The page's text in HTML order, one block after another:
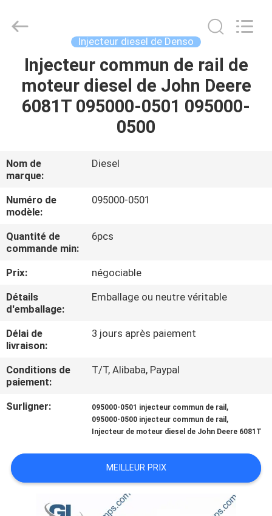
MAISON
VIDÉOS
À
PROPOS
DE
DE
L'USINE
CONTRÔLE
QUALITÉ
DEMANDEZ
Parts
Injecteur diesel de Denso
Injecteur commun de rail de
moteur diesel de John Deere
6081T 095000-0501 095000-
0500
Nom de
marque:
Diesel
Numéro de
modèle:
095000-0501
Quantité de
commande min:
6pcs
Prix:
négociable
Détails
d'emballage:
Emballage ou neutre véritable
Délai de
livraison:
3 jours après paiement
Conditions de
paiement:
T/T, Alibaba, Paypal
Surligner: 095000-0501 injecteur commun de rail ,
095000-0500 injecteur commun de rail ,
Injecteur de moteur diesel de John Deere 6081T
MEILLEUR PRIX